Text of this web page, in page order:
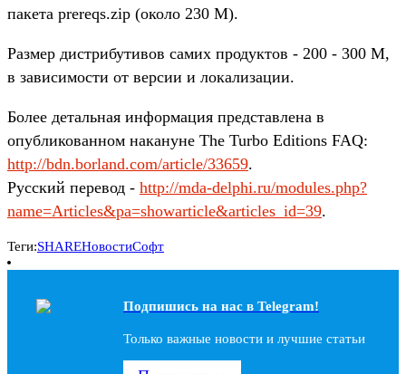
пакета prereqs.zip (около 230 М).
Размер дистрибутивов самих продуктов - 200 - 300 М,
в зависимости от версии и локализации.
Более детальная информация представлена в
опубликованном накануне The Turbo Editions FAQ:
http://bdn.borland.com/article/33659.
Русский перевод - http://mda-delphi.ru/modules.php?
name=Articles&pa=showarticle&articles_id=39.
Теги:SHAREНовостиСофт
Подпишись на наc в Telegram!
Только важные новости и лучшие статьи